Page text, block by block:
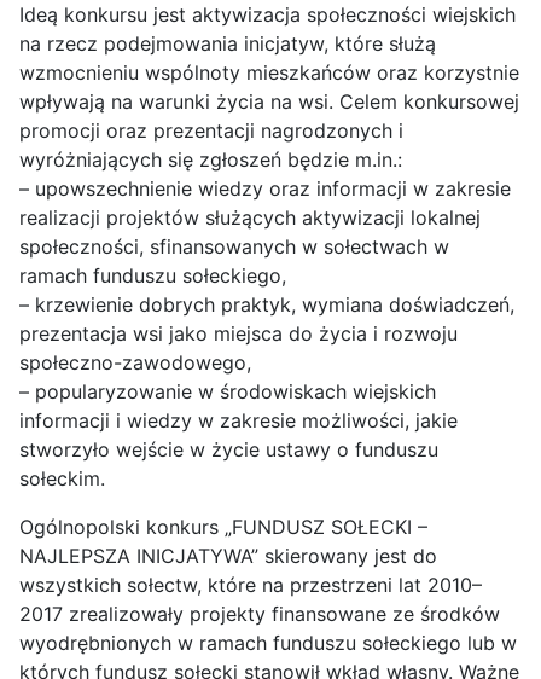
Ideą konkursu jest aktywizacja społeczności wiejskich
na rzecz podejmowania inicjatyw, które służą
wzmocnieniu wspólnoty mieszkańców oraz korzystnie
wpływają na warunki życia na wsi. Celem konkursowej
promocji oraz prezentacji nagrodzonych i
wyróżniających się zgłoszeń będzie m.in.:
– upowszechnienie wiedzy oraz informacji w zakresie
realizacji projektów służących aktywizacji lokalnej
społeczności, sfinansowanych w sołectwach w
ramach funduszu sołeckiego,
– krzewienie dobrych praktyk, wymiana doświadczeń,
prezentacja wsi jako miejsca do życia i rozwoju
społeczno-zawodowego,
– popularyzowanie w środowiskach wiejskich
informacji i wiedzy w zakresie możliwości, jakie
stworzyło wejście w życie ustawy o funduszu
sołeckim.
Ogólnopolski konkurs „FUNDUSZ SOŁECKI –
NAJLEPSZA INICJATYWA” skierowany jest do
wszystkich sołectw, które na przestrzeni lat 2010–
2017 zrealizowały projekty finansowane ze środków
wyodrębnionych w ramach funduszu sołeckiego lub w
których fundusz sołecki stanowił wkład własny. Ważne